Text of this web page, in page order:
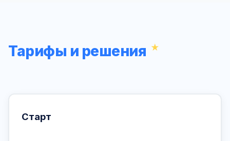
Тарифы и решения
Старт